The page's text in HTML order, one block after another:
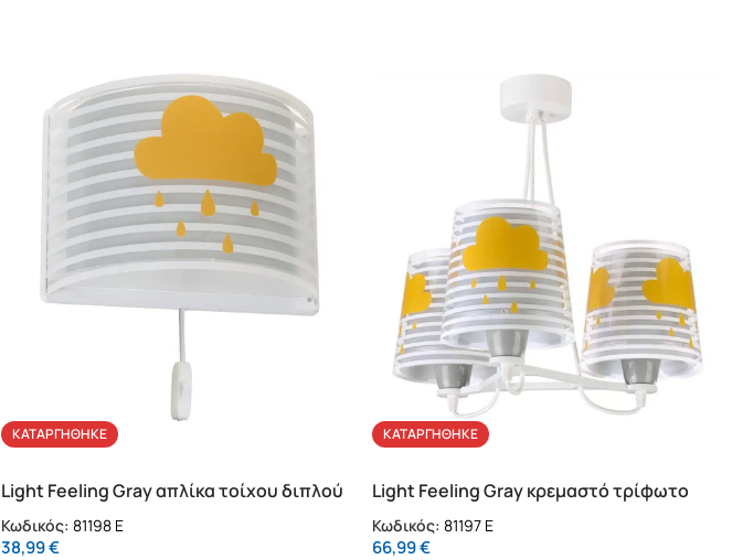
ΚΑΤΑΡΓΉΘΗΚΕ
Light Feeling Gray απλίκα τοίχου διπλού
τοιχώματος
Κωδικός: 81198 E
38,99€
ΚΑΤΑΡΓΉΘΗΚΕ
Light Feeling Gray κρεμαστό τρίφωτο
οροφής (81197 E)
Κωδικός: 81197 E
66,99€